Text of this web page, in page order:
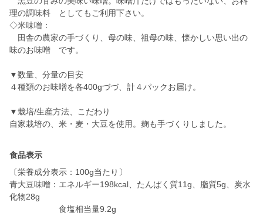
理の調味料 としてもご利用下さい。
◇米味噌：
田舎の農家の手づくり、母の味、祖母の味、懐かしい思い出の
味のお味噌 です。
▼数量、分量の目安
４種類のお味噌を各400gづづ、計４パックお届け。
▼栽培/生産方法、こだわり
自家栽培の、米・麦・大豆を使用。麹も手づくりしました。
食品表示
〔栄養成分表示：100g当たり〕
青大豆味噌：エネルギー198kcal、たんぱく質11g、脂質5g、炭水
化物28g
食塩相当量9.2g